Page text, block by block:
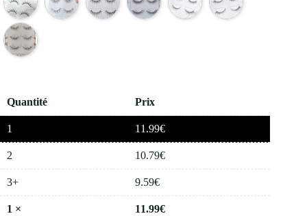
Quantité Prix
1 11.99€
2 10.79€
3+ 9.59€
1 × 11.99€